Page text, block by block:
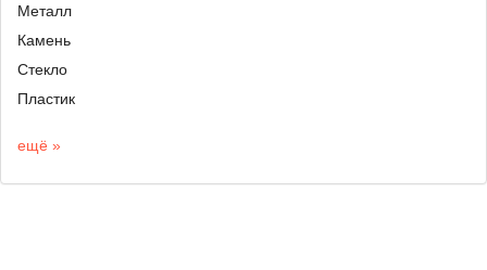
Металл
Камень
Стекло
Пластик
ещё »